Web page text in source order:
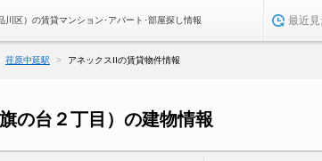
川区）の賃貸マンション･アパート･部屋探し情報 最近
荏原中延駅 アネックスIIの賃貸物件情報
の台２丁目）の建物情報